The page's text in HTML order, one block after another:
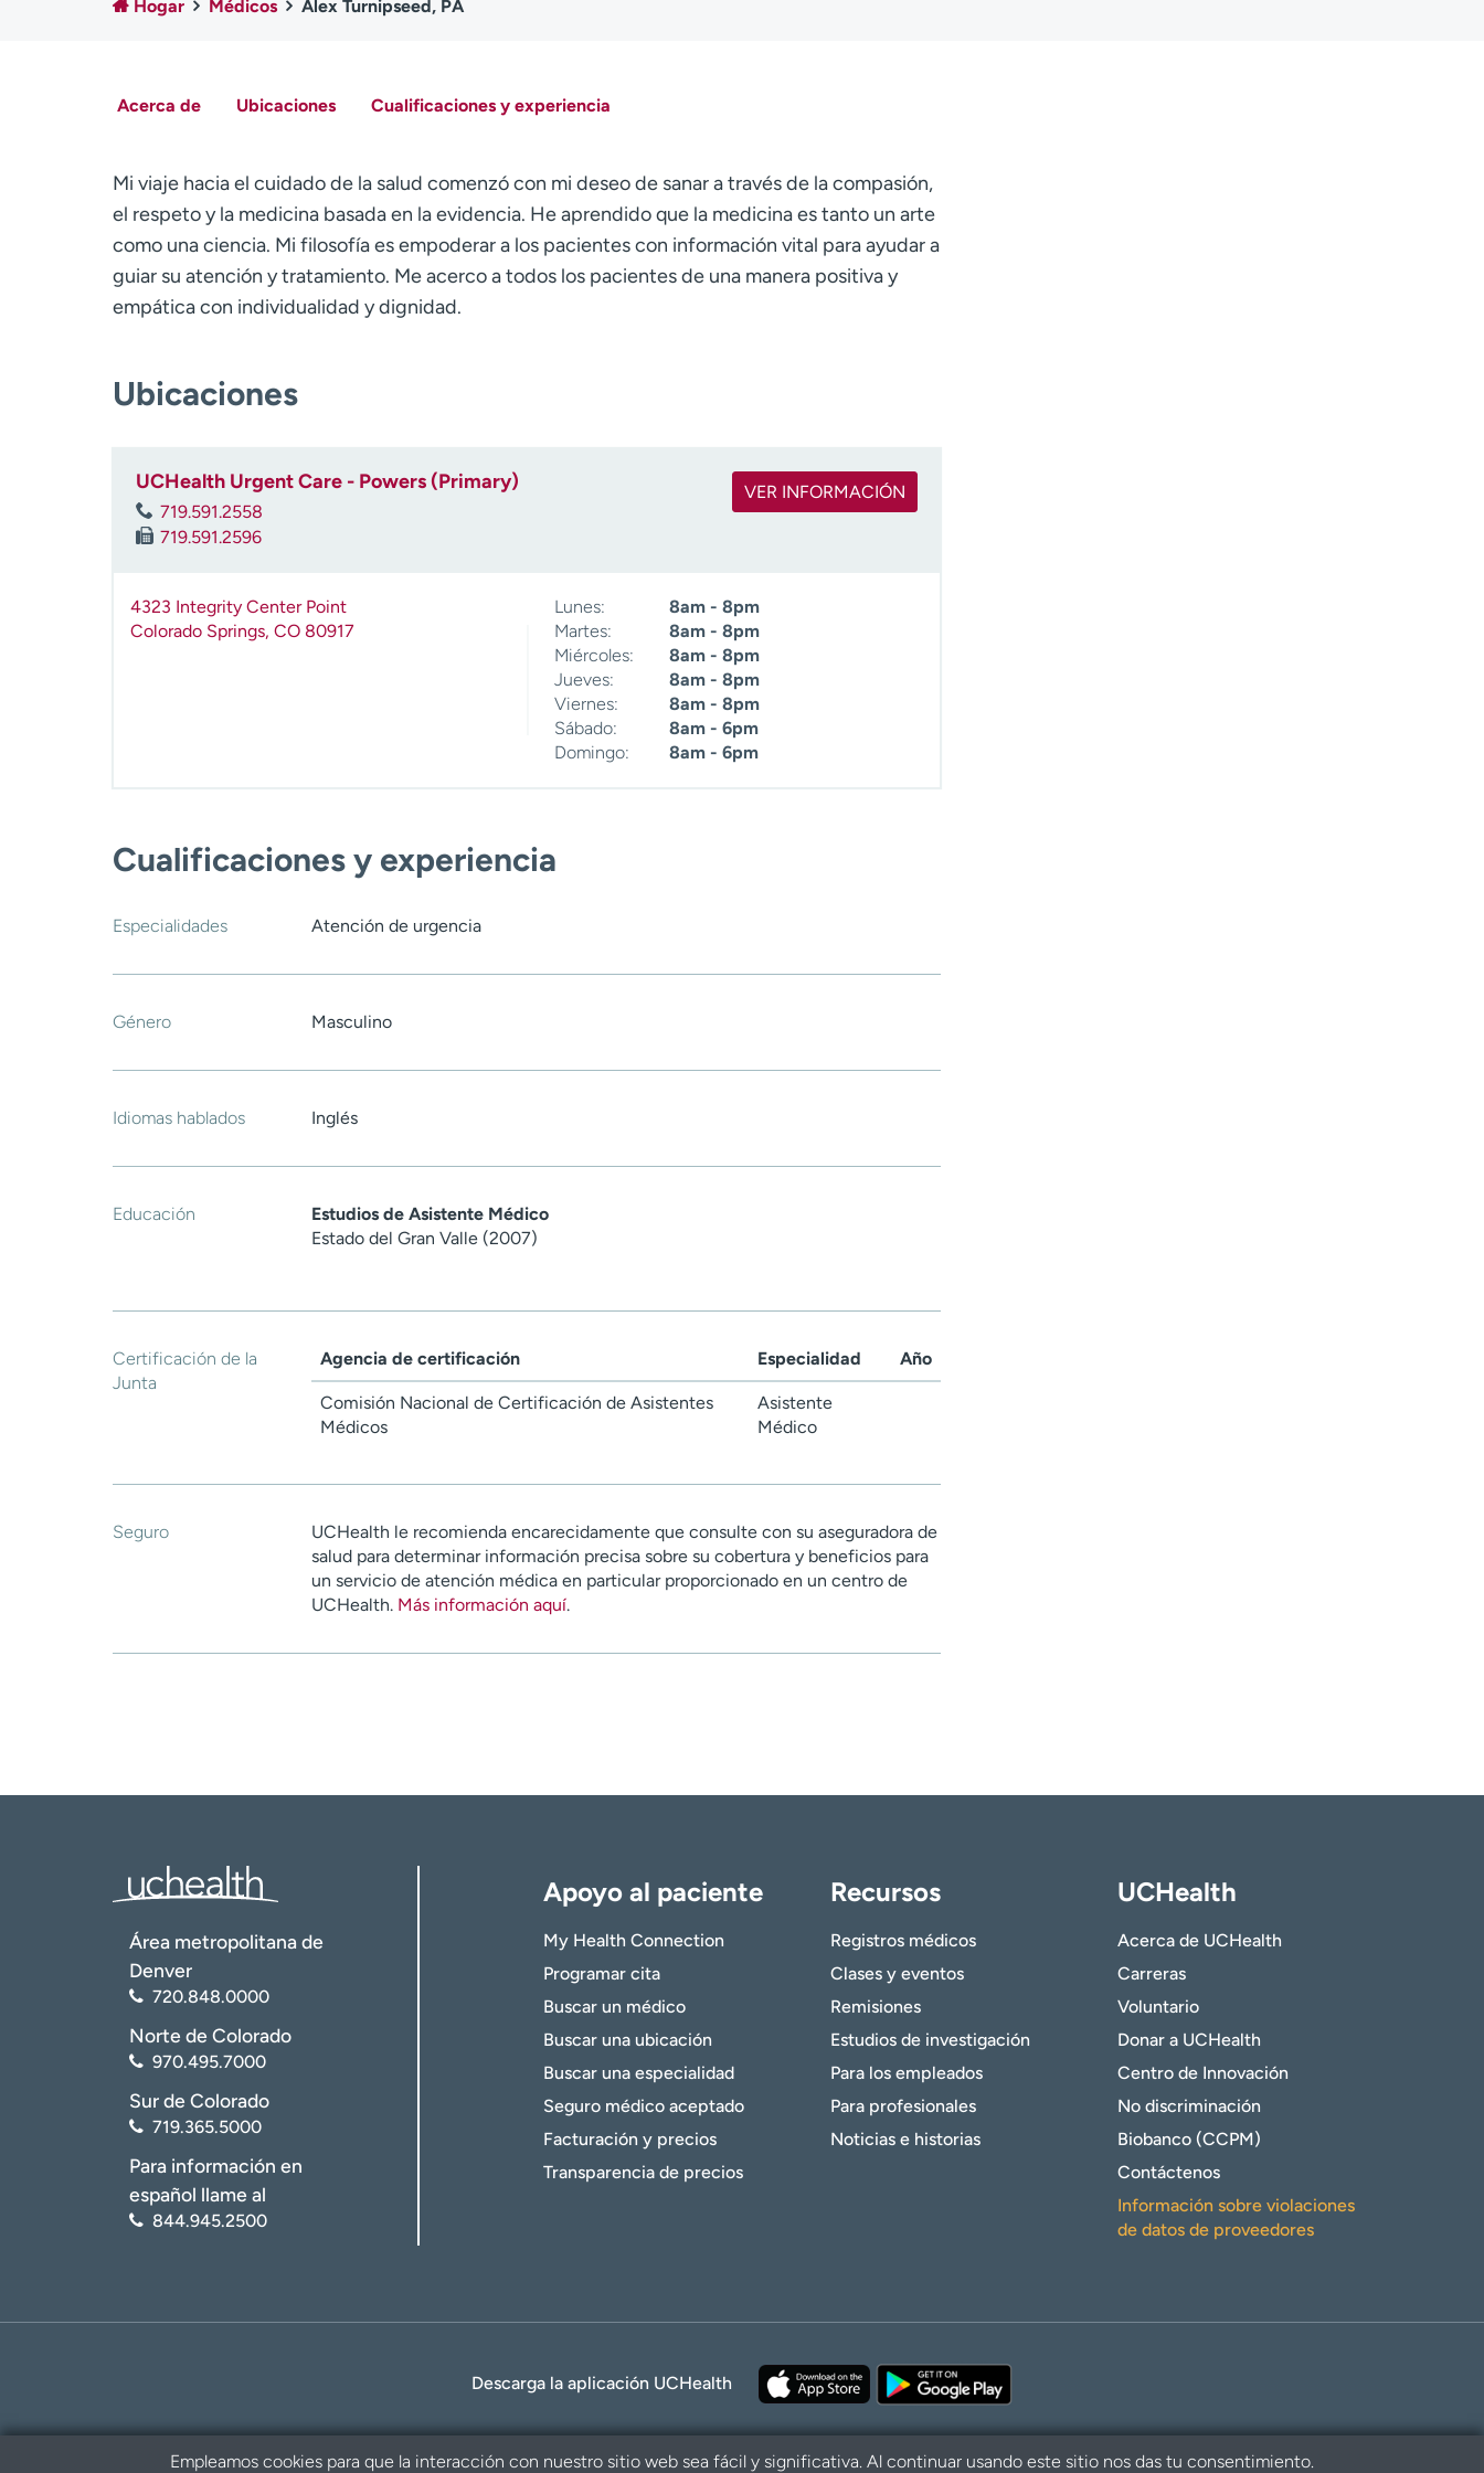
Hogar Médicos Alex Turnipseed, PA
Acerca de Ubicaciones Cualificaciones y experiencia
Mi viaje hacia el cuidado de la salud comenzó con mi deseo de sanar a través de la compasión,
el respeto y la medicina basada en la evidencia. He aprendido que la medicina es tanto un arte
como una ciencia. Mi filosofía es empoderar a los pacientes con información vital para ayudar a
guiar su atención y tratamiento. Me acerco a todos los pacientes de una manera positiva y
empática con individualidad y dignidad.
Ubicaciones
UCHealth Urgent Care - Powers (Primary)
719.591.2558
719.591.2596
VER INFORMACIÓN
4323 Integrity Center Point
Colorado Springs, CO 80917
Lunes:
8am - 8pm
Martes:
8am - 8pm
Miércoles:
8am - 8pm
Jueves:
8am - 8pm
Viernes:
8am - 8pm
Sábado:
8am - 6pm
Domingo:
8am - 6pm
Cualificaciones y experiencia
Especialidades Atención de urgencia
Género Masculino
Idiomas hablados Inglés
Educación
Estudios de Asistente Médico
Estado del Gran Valle (2007)
Certificación de la
Junta
Agencia de certificación Especialidad Año
Comisión Nacional de Certificación de Asistentes
Médicos
Asistente
Médico
Seguro
UCHealth le recomienda encarecidamente que consulte con su aseguradora de
salud para determinar información precisa sobre su cobertura y beneficios para
un servicio de atención médica en particular proporcionado en un centro de
UCHealth. Más información aquí.
Área metropolitana de
Denver
720.848.0000
Norte de Colorado
970.495.7000
Sur de Colorado
719.365.5000
Para información en
español llame al
844.945.2500
Apoyo al paciente
My Health Connection
Programar cita
Buscar un médico
Buscar una ubicación
Buscar una especialidad
Seguro médico aceptado
Facturación y precios
Transparencia de precios
Recursos
Registros médicos
Clases y eventos
Remisiones
Estudios de investigación
Para los empleados
Para profesionales
Noticias e historias
UCHealth
Acerca de UCHealth
Carreras
Voluntario
Donar a UCHealth
Centro de Innovación
No discriminación
Biobanco (CCPM)
Contáctenos
Información sobre violaciones
de datos de proveedores
Descarga la aplicación UCHealth
Empleamos cookies para que la interacción con nuestro sitio web sea fácil y significativa. Al continuar usando este sitio nos das tu consentimiento.